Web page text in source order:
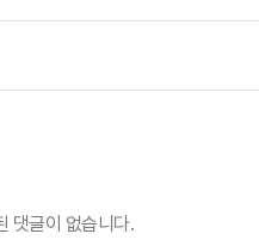
댓글이 없습니다.